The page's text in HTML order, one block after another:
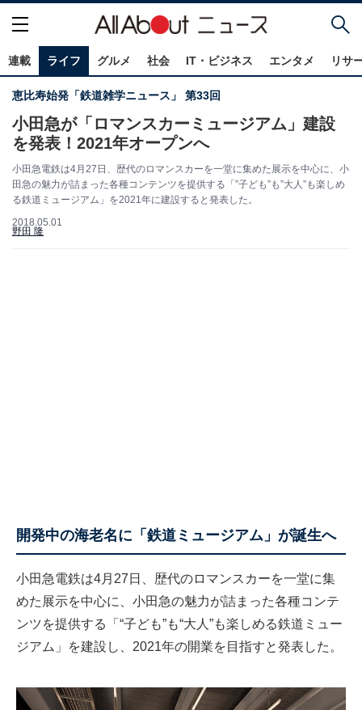
連載 ライフ グルメ 社会 IT・ビジネス エンタメ リサ
恵比寿始発「鉄道雑学ニュース」 第33回
小田急が「ロマンスカーミュージアム」建設
を発表！2021年オープンへ
小田急電鉄は4月27日、歴代のロマンスカーを一堂に集めた展示を中心に、小
田急の魅力が詰まった各種コンテンツを提供する「”子ども”も”大人”も楽しめ
る鉄道ミュージアム」を2021年に建設すると発表した。
2018.05.01
野田 隆
開発中の海老名に「鉄道ミュージアム」が誕生へ
小田急電鉄は4月27日、歴代のロマンスカーを一堂に集
めた展示を中心に、小田急の魅力が詰まった各種コンテ
ンツを提供する「“子ども”も“大人”も楽しめる鉄道ミュー
ジアム」を建設し、2021年の開業を目指すと発表した。